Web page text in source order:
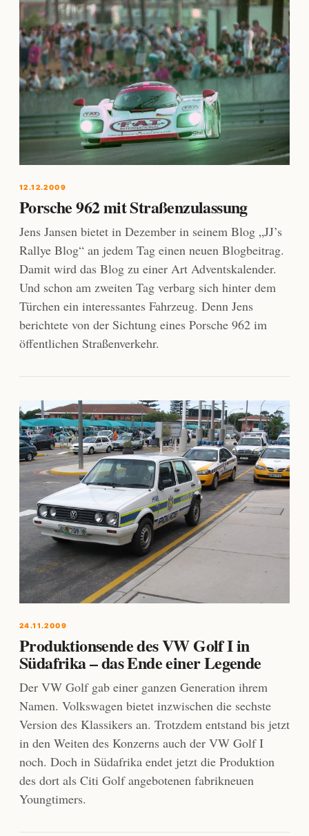
12.12.2009
Porsche 962 mit Straßenzulassung
Jens Jansen bietet in Dezember in seinem Blog „JJ’s
Rallye Blog“ an jedem Tag einen neuen Blogbeitrag.
Damit wird das Blog zu einer Art Adventskalender.
Und schon am zweiten Tag verbarg sich hinter dem
Türchen ein interessantes Fahrzeug. Denn Jens
berichtete von der Sichtung eines Porsche 962 im
öffentlichen Straßenverkehr.
24.11.2009
Produktionsende des VW Golf I in
Südafrika – das Ende einer Legende
Der VW Golf gab einer ganzen Generation ihrem
Namen. Volkswagen bietet inzwischen die sechste
Version des Klassikers an. Trotzdem entstand bis jetzt
in den Weiten des Konzerns auch der VW Golf I
noch. Doch in Südafrika endet jetzt die Produktion
des dort als Citi Golf angebotenen fabrikneuen
Youngtimers.